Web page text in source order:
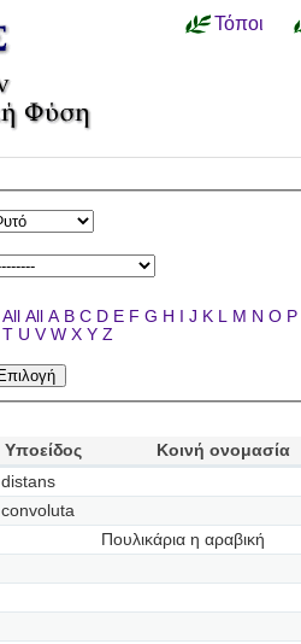
Τόποι
All All A B C D E F G H I J K L M N O P
T U V W X Y Z
Υποείδος
Κοινή ονομασία
distans
convoluta
Πουλικάρια η αραβική